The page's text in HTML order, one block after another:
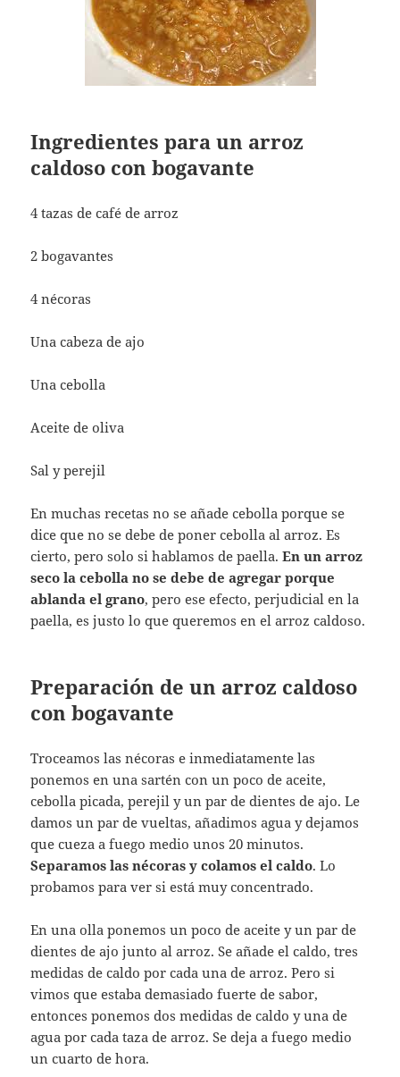
Ingredientes para un arroz
caldoso con bogavante
4 tazas de café de arroz
2 bogavantes
4 nécoras
Una cabeza de ajo
Una cebolla
Aceite de oliva
Sal y perejil
En muchas recetas no se añade cebolla porque se
dice que no se debe de poner cebolla al arroz. Es
cierto, pero solo si hablamos de paella.En un arroz
seco la cebolla no se debe de agregar porque
ablanda el grano, pero ese efecto, perjudicial en la
paella, es justo lo que queremos en el arroz caldoso.
Preparación de un arroz caldoso
con bogavante
Troceamos las nécoras e inmediatamente las
ponemos en una sartén con un poco de aceite,
cebolla picada, perejil y un par de dientes de ajo. Le
damos un par de vueltas, añadimos agua y dejamos
que cueza a fuego medio unos 20 minutos.
Separamos las nécoras y colamos el caldo. Lo
probamos para ver si está muy concentrado.
En una olla ponemos un poco de aceite y un par de
dientes de ajo junto al arroz. Se añade el caldo, tres
medidas de caldo por cada una de arroz. Pero si
vimos que estaba demasiado fuerte de sabor,
entonces ponemos dos medidas de caldo y una de
agua por cada taza de arroz. Se deja a fuego medio
un cuarto de hora.